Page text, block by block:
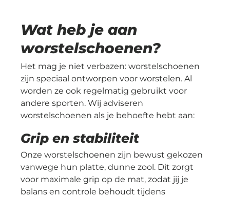
Wat heb je aan
worstelschoenen?
Het mag je niet verbazen: worstelschoenen
zijn speciaal ontworpen voor worstelen. Al
worden ze ook regelmatig gebruikt voor
andere sporten. Wij adviseren
worstelschoenen als je behoefte hebt aan:
Grip en stabiliteit
Onze worstelschoenen zijn bewust gekozen
vanwege hun platte, dunne zool. Dit zorgt
voor maximale grip op de mat, zodat jij je
balans en controle behoudt tijdens